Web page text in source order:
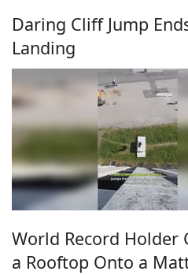
Daring Cliff Jump
Landing
World Record Holder
a Rooftop Onto a